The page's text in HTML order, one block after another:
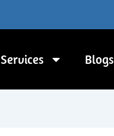
Services Blogs